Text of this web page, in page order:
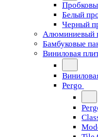
Белый
Черный
Алюминиевый
Бамбуковые
Виниловая
Pergo